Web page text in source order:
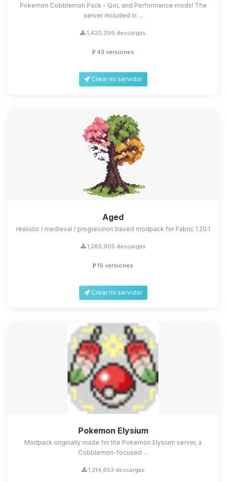
Pokemon Cobblemon Pack - QoL and Performance mods! The
server included in ...
1,420,399 descargas
43 versiones
Crear mi servidor
Aged
realistic / medieval / progression based modpack for Fabric 1.20.1
1,285,905 descargas
19 versiones
Crear mi servidor
Pokemon Elysium
Modpack originally made for the Pokemon Elysium server, a
Cobblemon-focused ...
1,214,653 descargas